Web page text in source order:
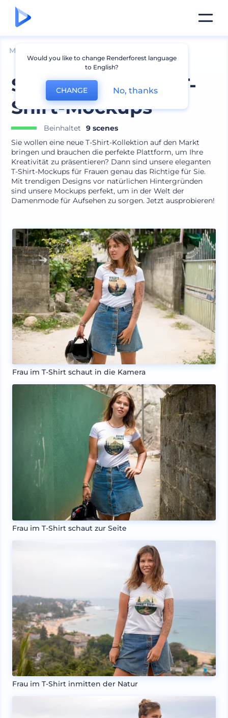
Mockups
Schlanke Frauen-T-
Shirt-Mockups
Beinhaltet
9 scenes
Sie wollen eine neue T-Shirt-Kollektion auf den Markt
bringen und brauchen die perfekte Plattform, um Ihre
Kreativität zu präsentieren? Dann sind unsere eleganten
T-Shirt-Mockups für Frauen genau das Richtige für Sie.
Mit trendigen Designs vor natürlichen Hintergründen
sind unsere Mockups perfekt, um in der Welt der
Damenmode für Aufsehen zu sorgen. Jetzt ausprobieren!
Frau im T-Shirt schaut in die Kamera
Frau im T-Shirt schaut zur Seite
Frau im T-Shirt inmitten der Natur
Would you like to change Renderforest language
to English?
CHANGE No, thanks